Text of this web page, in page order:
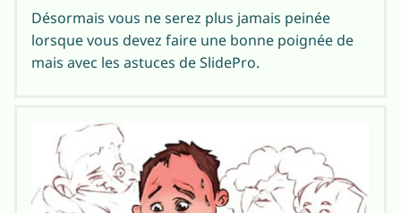
Désormais vous ne serez plus jamais peinée
lorsque vous devez faire une bonne poignée de
mais avec les astuces de SlidePro.